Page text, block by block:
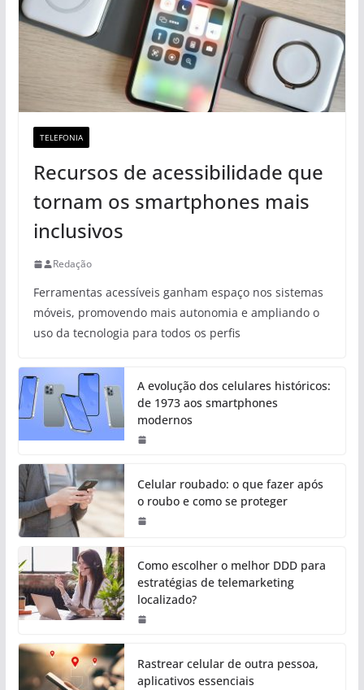
TELEFONIA
Recursos de acessibilidade que
tornam os smartphones mais
inclusivos
Redação
Ferramentas acessíveis ganham espaço nos sistemas
móveis, promovendo mais autonomia e ampliando o
uso da tecnologia para todos os perfis
A evolução dos celulares históricos:
de 1973 aos smartphones
modernos
Celular roubado: o que fazer após
o roubo e como se proteger
Como escolher o melhor DDD para
estratégias de telemarketing
localizado?
Rastrear celular de outra pessoa,
aplicativos essenciais